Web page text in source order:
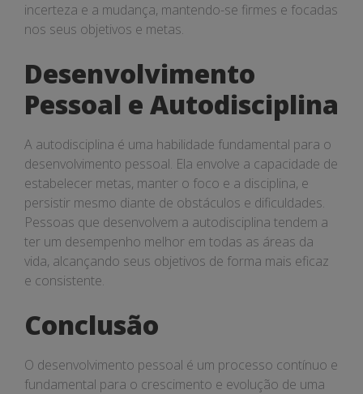
incerteza e a mudança, mantendo-se firmes e focadas
nos seus objetivos e metas.
Desenvolvimento
Pessoal e Autodisciplina
A autodisciplina é uma habilidade fundamental para o
desenvolvimento pessoal. Ela envolve a capacidade de
estabelecer metas, manter o foco e a disciplina, e
persistir mesmo diante de obstáculos e dificuldades.
Pessoas que desenvolvem a autodisciplina tendem a
ter um desempenho melhor em todas as áreas da
vida, alcançando seus objetivos de forma mais eficaz
e consistente.
Conclusão
O desenvolvimento pessoal é um processo contínuo e
fundamental para o crescimento e evolução de uma